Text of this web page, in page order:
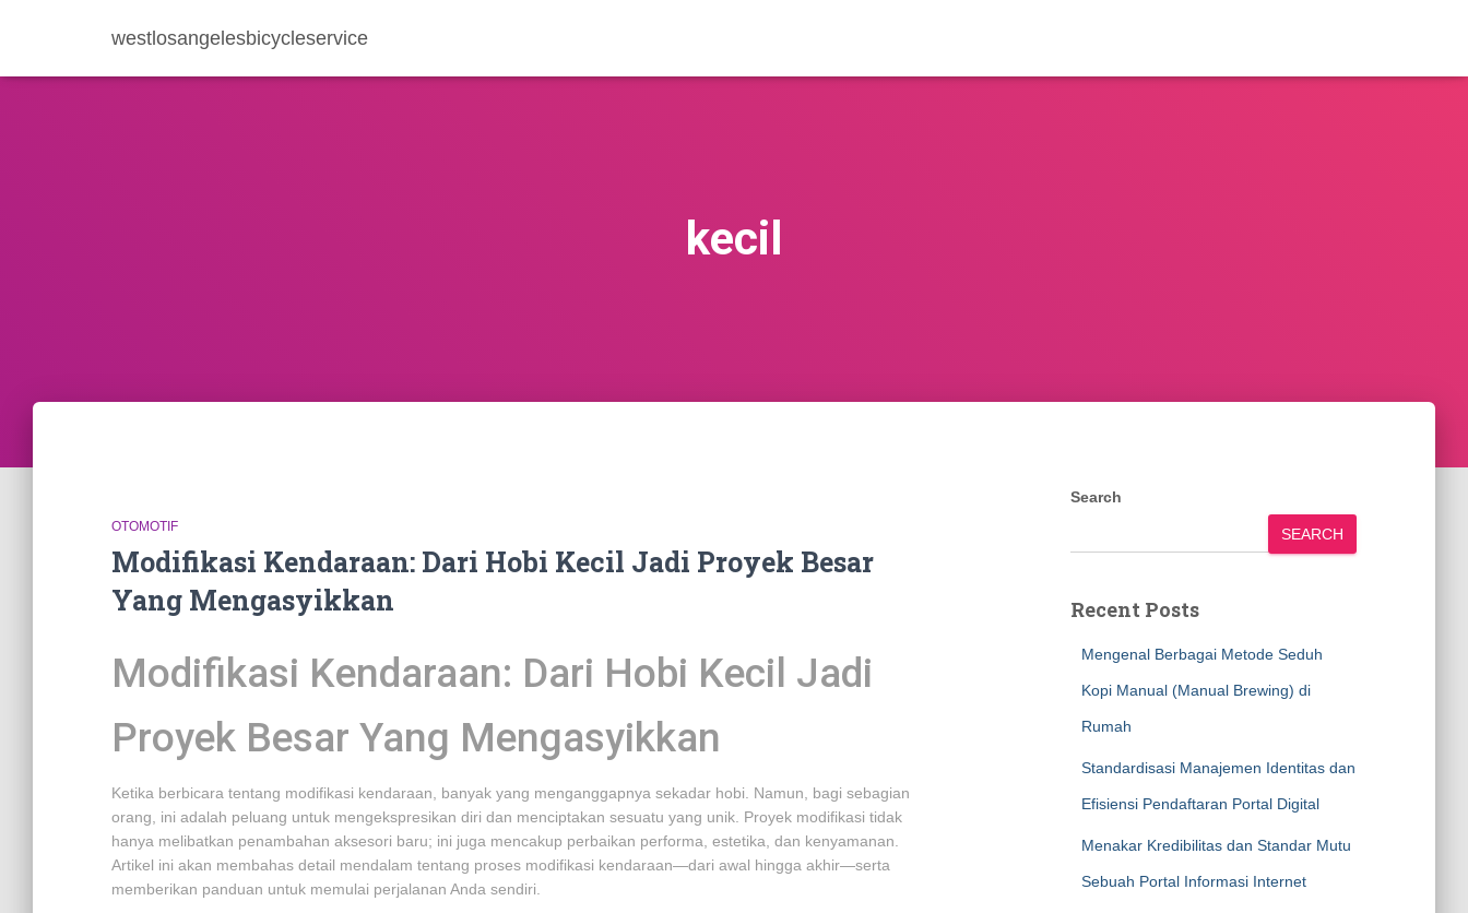
westlosangelesbicycleservice
kecil
OTOMOTIF
Modifikasi Kendaraan: Dari Hobi Kecil Jadi Proyek Besar
Yang Mengasyikkan
Modifikasi Kendaraan: Dari Hobi Kecil Jadi
Proyek Besar Yang Mengasyikkan
Ketika berbicara tentang modifikasi kendaraan, banyak yang menganggapnya sekadar hobi. Namun, bagi sebagian
orang, ini adalah peluang untuk mengekspresikan diri dan menciptakan sesuatu yang unik. Proyek modifikasi tidak
hanya melibatkan penambahan aksesori baru; ini juga mencakup perbaikan performa, estetika, dan kenyamanan.
Artikel ini akan membahas detail mendalam tentang proses modifikasi kendaraan—dari awal hingga akhir—serta
memberikan panduan untuk memulai perjalanan Anda sendiri.
Search
SEARCH
Recent Posts
Mengenal Berbagai Metode Seduh
Kopi Manual (Manual Brewing) di
Rumah
Standardisasi Manajemen Identitas dan
Efisiensi Pendaftaran Portal Digital
Menakar Kredibilitas dan Standar Mutu
Sebuah Portal Informasi Internet